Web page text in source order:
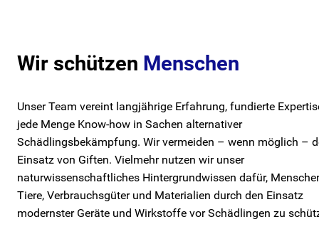
Wir schützen Menschen
Unser Team vereint langjährige Erfahrung, fundierte
jede Menge Know-how in Sachen alternativer
Schädlingsbekämpfung. Wir vermeiden – wenn möglich –
Einsatz von Giften. Vielmehr nutzen wir unser
naturwissenschaftliches Hintergrundwissen dafür,
Tiere, Verbrauchsgüter und Materialien durch den Einsatz
modernster Geräte und Wirkstoffe vor Schädlingen zu